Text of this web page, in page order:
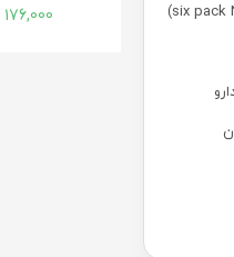
176,000